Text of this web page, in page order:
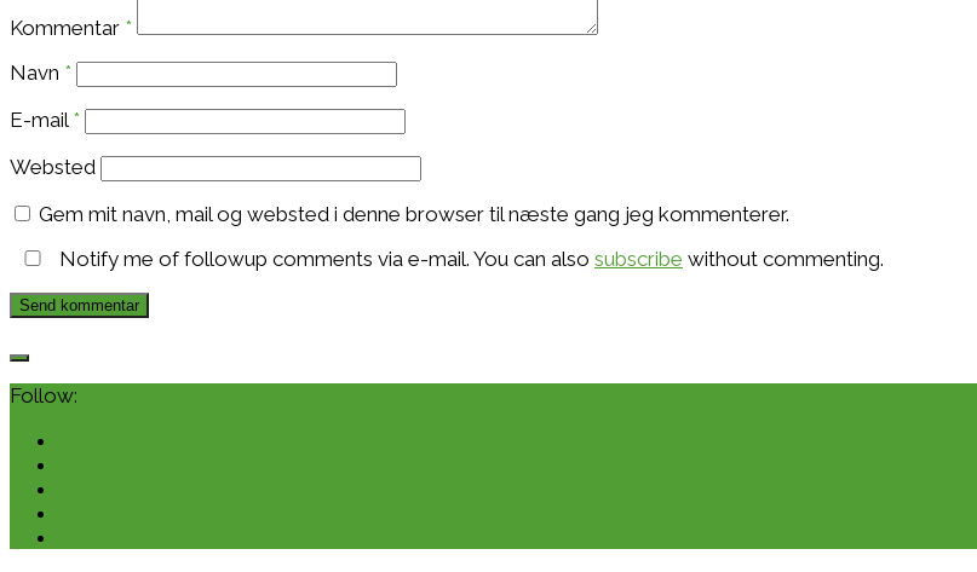
Kommentar *
Navn *
E-mail *
Websted
Gem mit navn, mail og websted i denne browser til næste gang jeg kommenterer.
Notify me of followup comments via e-mail. You can also subscribe without commenting.
Follow: